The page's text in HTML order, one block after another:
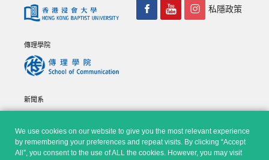
We use cookies on our website to give you the most relevant experience
by remembering your preferences and repeat visits. By clicking “Accept
All”, you consent to the use of ALL the cookies. However, you may visit
傳理學院
新聞系
私隱政策